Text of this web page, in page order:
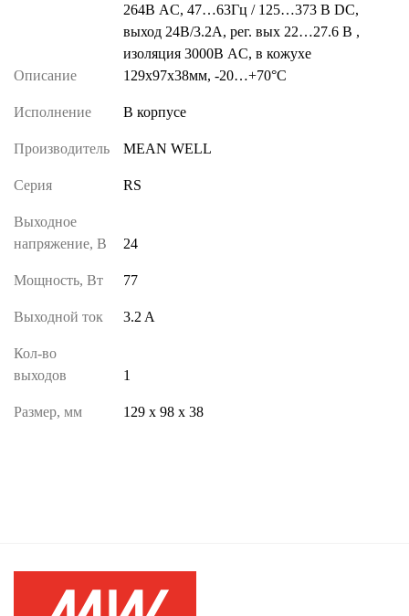
Описание
264В AC, 47…63Гц / 125…373 В DC,
выход 24В/3.2A, рег. вых 22…27.6 В ,
изоляция 3000В AC, в кожухе
129х97х38мм, -20…+70°С
Исполнение В корпусе
Производитель MEAN WELL
Серия RS
Выходное
напряжение, В
24
Мощность, Вт 77
Выходной ток 3.2 A
Кол-во
выходов
1
Размер, мм 129 х 98 х 38